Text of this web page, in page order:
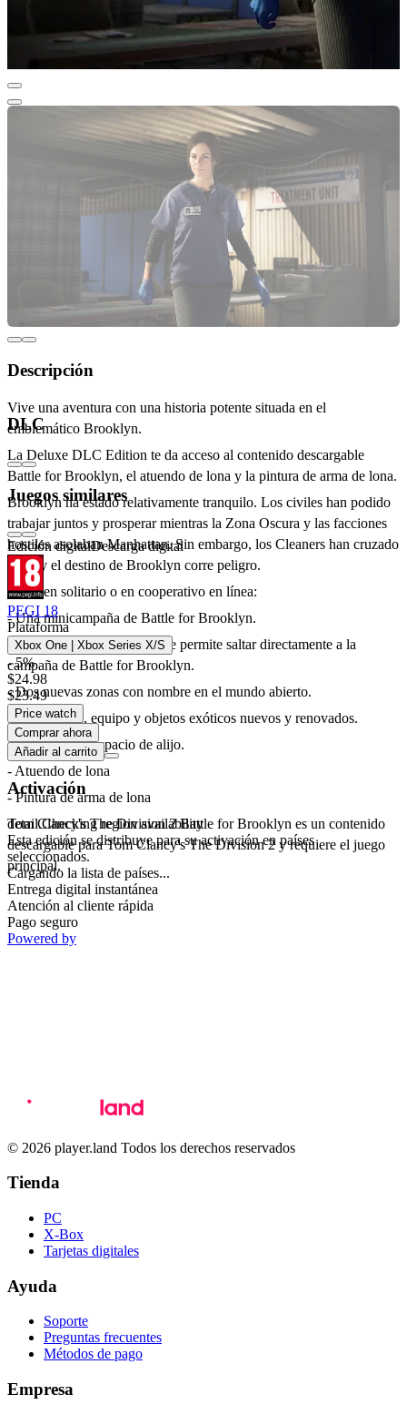
Descripción
Vive una aventura con una historia potente situada en el
emblemático Brooklyn.
La Deluxe DLC Edition te da acceso al contenido descargable
Battle for Brooklyn, el atuendo de lona y la pintura de arma de lona.
Brooklyn ha estado relativamente tranquilo. Los civiles han podido
trabajar juntos y prosperar mientras la Zona Oscura y las facciones
hostiles asolaban Manhattan. Sin embargo, los Cleaners han cruzado
el río y el destino de Brooklyn corre peligro.
Juega en solitario o en cooperativo en línea:
- Una minicampaña de Battle for Brooklyn.
- El incremento de nivel 40 te permite saltar directamente a la
campaña de Battle for Brooklyn.
- Dos nuevas zonas con nombre en el mundo abierto.
- Habilidades, equipo y objetos exóticos nuevos y renovados.
- Aumento del espacio de alijo.
- Atuendo de lona
- Pintura de arma de lona
Tom Clancy's The Division 2 Battle for Brooklyn es un contenido
descargable para Tom Clancy's The Division 2 y requiere el juego
principal.
DLC
Juegos similares
Edición digitalDescarga digital
PEGI 18
Plataforma
Xbox One | Xbox Series X/S
- 5%
$24.98
$23.49
Price watch
Comprar ahora
Añadir al carrito
Activación
detail.Checking region availability
Esta edición se distribuye para su activación en países
seleccionados.
Cargando la lista de países...
Entrega digital instantánea
Atención al cliente rápida
Pago seguro
Powered by
© 2026 player.land Todos los derechos reservados
Tienda
PC
X-Box
Tarjetas digitales
Ayuda
Soporte
Preguntas frecuentes
Métodos de pago
Empresa